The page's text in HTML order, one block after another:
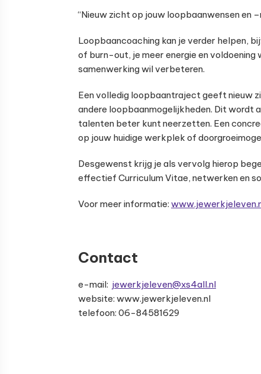
“Nieuw zicht op jouw loopbaanwensen en
Loopbaancoaching kan je verder helpen,
of burn-out, je meer energie en
samenwerking wil verbeteren.
Een volledig loopbaantraject geeft nieuw
andere loopbaanmogelijkheden. Dit wordt
talenten beter kunt neerzetten. Een
op jouw huidige werkplek of
Desgewenst krijg je als vervolg hierop
effectief Curriculum Vitae, netwerken en
Voor meer informatie:
Contact
e-mail: jewerkjeleven@xs4all.nl
website: www.jewerkjeleven.nl
telefoon: 06-84581629